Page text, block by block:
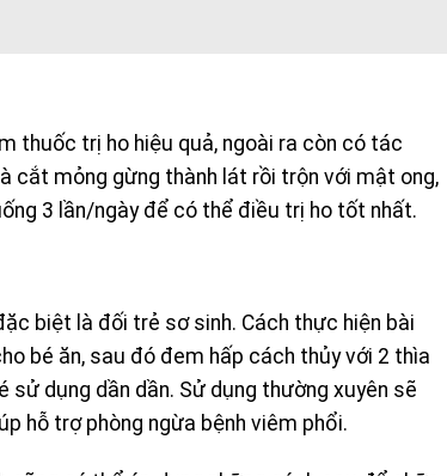
thuốc trị ho hiệu quả, ngoài ra còn có tác
cắt mỏng gừng thành lát rồi trộn với mật ong,
3 lần/ngày để có thể điều trị ho tốt nhất.
biệt là đối trẻ sơ sinh. Cách thực hiện bài
bé ăn, sau đó đem hấp cách thủy với 2 thìa
dụng dần dần. Sử dụng thường xuyên sẽ
hỗ trợ phòng ngừa bệnh viêm phổi.